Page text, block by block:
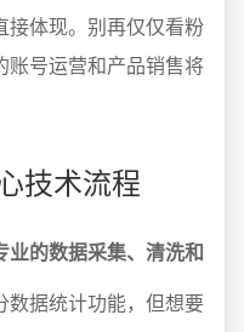
接体现。别再仅仅看粉
账号运营和产品销售将
技术流程
的数据采集、清洗和
数据统计功能，但想要